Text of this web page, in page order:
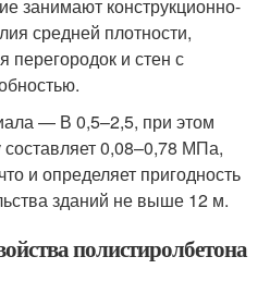
занимают конструкционно-
средней плотности,
и стен с
— В 0,5–2,5, при этом
составляет 0,08–0,78 МПа,
и определяет пригодность
зданий не выше 12 м.
полистиролбетона